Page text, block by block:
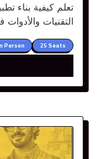
تعلم كيفية بناء
التقنيات
25 Seats
Person